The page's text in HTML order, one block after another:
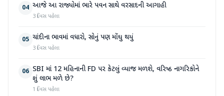
04 આજે આ રાજ્યોમાં ભારે પવન સાથે વરસાદની આગાહી
3 દિવસ પહેલા
05 ચાંદીના ભાવમાં વધારો, સોનું પણ મોંઘુ થયું
3 દિવસ પહેલા
06 SBI માં 12 મહિનાની FD પર કેટલું વ્યાજ મળશે, વરિષ્ઠ નાગરિકોને
શું લાભ મળે છે?
1 દિવસ પહેલા